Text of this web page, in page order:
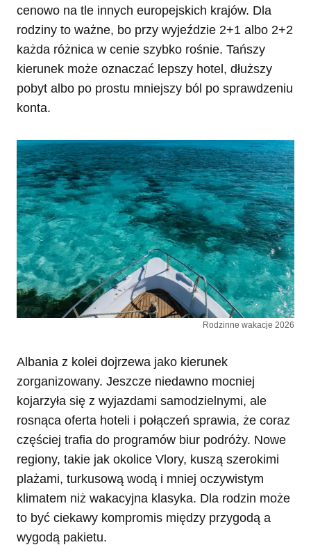
cenowo na tle innych europejskich krajów. Dla
rodziny to ważne, bo przy wyjeździe 2+1 albo 2+2
każda różnica w cenie szybko rośnie. Tańszy
kierunek może oznaczać lepszy hotel, dłuższy
pobyt albo po prostu mniejszy ból po sprawdzeniu
konta.
Rodzinne wakacje 2026
Albania z kolei dojrzewa jako kierunek
zorganizowany. Jeszcze niedawno mocniej
kojarzyła się z wyjazdami samodzielnymi, ale
rosnąca oferta hoteli i połączeń sprawia, że coraz
częściej trafia do programów biur podróży. Nowe
regiony, takie jak okolice Vlory, kuszą szerokimi
plażami, turkusową wodą i mniej oczywistym
klimatem niż wakacyjna klasyka. Dla rodzin może
to być ciekawy kompromis między przygodą a
wygodą pakietu.